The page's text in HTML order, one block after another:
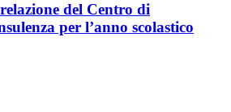
del Centro di
per l’anno scolastico